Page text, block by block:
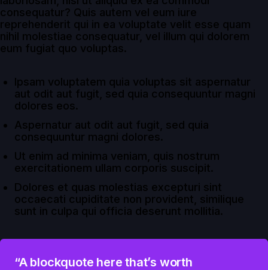
consequatur? Quis autem vel eum iure
reprehenderit qui in ea voluptate velit esse quam
nihil molestiae consequatur, vel illum qui dolorem
eum fugiat quo voluptas.
Ipsam voluptatem quia voluptas sit aspernatur
aut odit aut fugit, sed quia consequuntur magni
dolores eos.
Aspernatur aut odit aut fugit, sed quia
consequuntur magni dolores.
Ut enim ad minima veniam, quis nostrum
exercitationem ullam corporis suscipit.
Dolores et quas molestias excepturi sint
occaecati cupiditate non provident, similique
sunt in culpa qui officia deserunt mollitia.
“A blockquote here that’s worth